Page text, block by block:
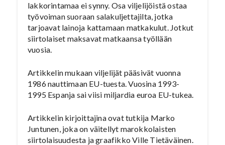
lakkorintamaa ei synny. Osa viljelijöistä ostaa
työvoiman suoraan salakuljettajilta, jotka
tarjoavat lainoja kattamaan matkakulut. Jotkut
siirtolaiset maksavat matkaansa työllään
vuosia.
Artikkelin mukaan viljelijät pääsivät vuonna
1986 nauttimaan EU-tuesta. Vuosina 1993-
1995 Espanja sai viisi miljardia euroa EU-tukea.
Artikkelin kirjoittajina ovat tutkija Marko
Juntunen, joka on väitellyt marokkolaisten
siirtolaisuudesta ja graafikko Ville Tietäväinen.